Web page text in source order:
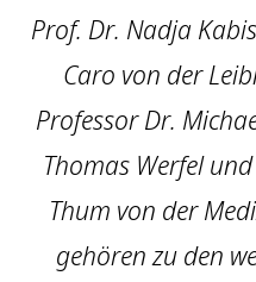
Prof. Dr. Nadja
Caro von der
Professor Dr.
Thomas Werfel
Thum von der
gehören zu den